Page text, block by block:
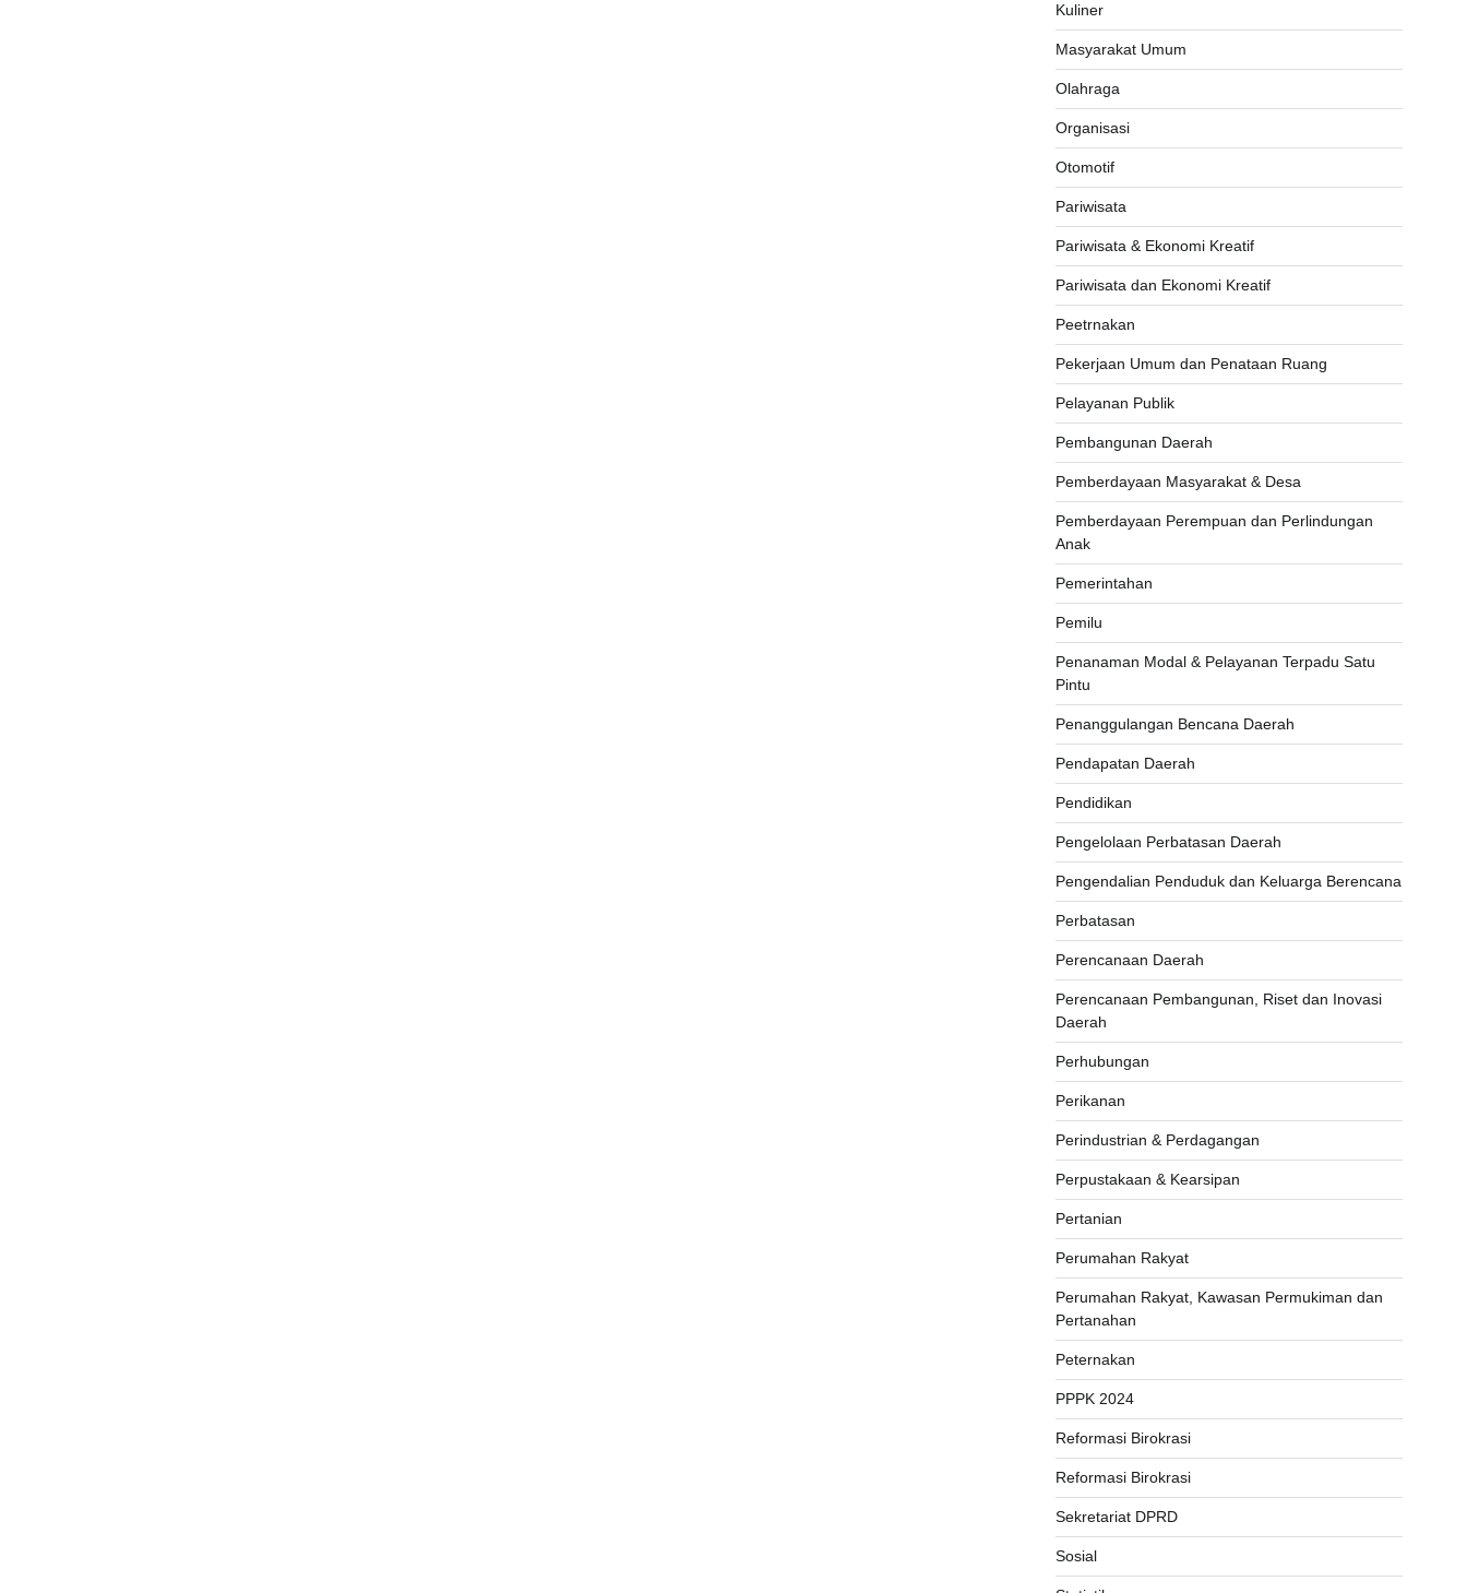
Kuliner
Masyarakat Umum
Olahraga
Organisasi
Otomotif
Pariwisata
Pariwisata & Ekonomi Kreatif
Pariwisata dan Ekonomi Kreatif
Peetrnakan
Pekerjaan Umum dan Penataan Ruang
Pelayanan Publik
Pembangunan Daerah
Pemberdayaan Masyarakat & Desa
Pemberdayaan Perempuan dan Perlindungan
Anak
Pemerintahan
Pemilu
Penanaman Modal & Pelayanan Terpadu Satu
Pintu
Penanggulangan Bencana Daerah
Pendapatan Daerah
Pendidikan
Pengelolaan Perbatasan Daerah
Pengendalian Penduduk dan Keluarga Berencana
Perbatasan
Perencanaan Daerah
Perencanaan Pembangunan, Riset dan Inovasi
Daerah
Perhubungan
Perikanan
Perindustrian & Perdagangan
Perpustakaan & Kearsipan
Pertanian
Perumahan Rakyat
Perumahan Rakyat, Kawasan Permukiman dan
Pertanahan
Peternakan
PPPK 2024
Reformasi Birokrasi
Reformasi Birokrasi
Sekretariat DPRD
Sosial